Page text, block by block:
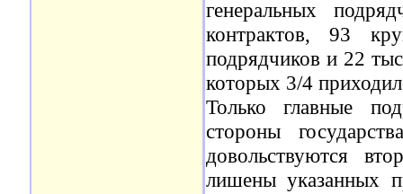
генеральных
контрактов, 93
подрядчиков и 22
которых 3/4
Только главные
стороны
довольствуются
лишены указанных